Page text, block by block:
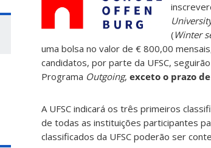
( Winter
uma bolsa no valor de € 800,00
candidatos, por parte da UFSC,
Programa Outgoing, exceto o prazo
A UFSC indicará os três primeiros
de todas as instituições participantes
classificados da UFSC poderão ser